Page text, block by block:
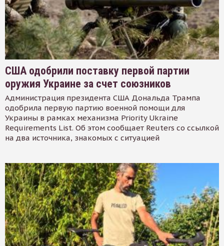
США одобрили поставку первой партии
оружия Украине за счет союзников
Администрация президента США Дональда Трампа
одобрила первую партию военной помощи для
Украины в рамках механизма Priority Ukraine
Requirements List. Об этом сообщает Reuters со ссылкой
на два источника, знакомых с ситуацией